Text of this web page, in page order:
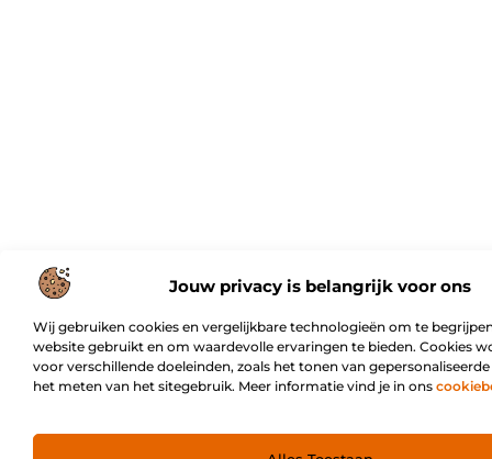
Jouw privacy is belangrijk voor ons
Wij gebruiken cookies en vergelijkbare technologieën om te
website gebruikt en om waardevolle ervaringen te bieden. Cookies
voor verschillende doeleinden, zoals het tonen van
het meten van het sitegebruik. Meer informatie vind je in ons